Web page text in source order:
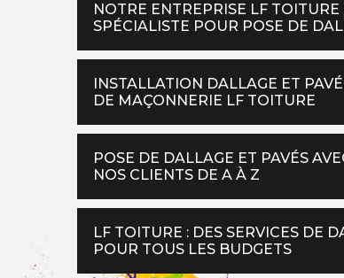
NOTRE ENTREPRISE LF
SPÉCIALISTE POUR POSE DE
INSTALLATION DALLAGE ET
DE MAÇONNERIE LF TOITURE
POSE DE DALLAGE ET PAVÉS
NOS CLIENTS DE A À Z
LF TOITURE : DES SERVICES DE
POUR TOUS LES BUDGETS